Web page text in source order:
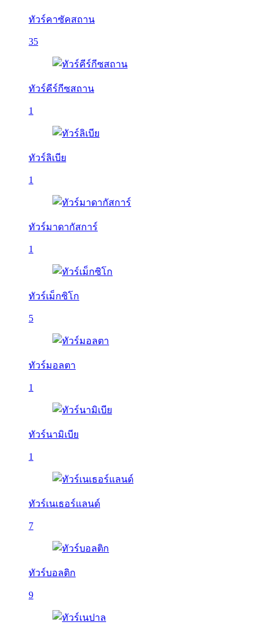
ทัวร์คาซัคสถาน
35
ทัวร์คีร์กีซสถาน
1
ทัวร์ลิเบีย
1
ทัวร์มาดากัสการ์
1
ทัวร์เม็กซิโก
5
ทัวร์มอลตา
1
ทัวร์นามิเบีย
1
ทัวร์เนเธอร์แลนด์
7
ทัวร์บอลติก
9